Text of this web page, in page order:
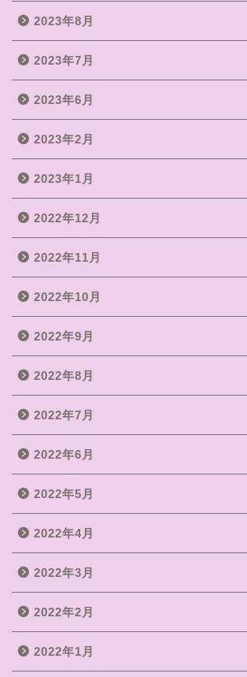
2023年8月
2023年7月
2023年6月
2023年2月
2023年1月
2022年12月
2022年11月
2022年10月
2022年9月
2022年8月
2022年7月
2022年6月
2022年5月
2022年4月
2022年3月
2022年2月
2022年1月